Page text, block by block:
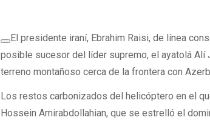
El presidente iraní, Ebrahim Raisi, de línea
posible sucesor del líder supremo, el ayatolá Alí
terreno montañoso cerca de la frontera con
Los restos carbonizados del helicóptero en el
Hossein Amirabdollahian, que se estrelló el